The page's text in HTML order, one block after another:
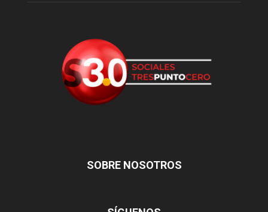
SOBRE NOSOTROS